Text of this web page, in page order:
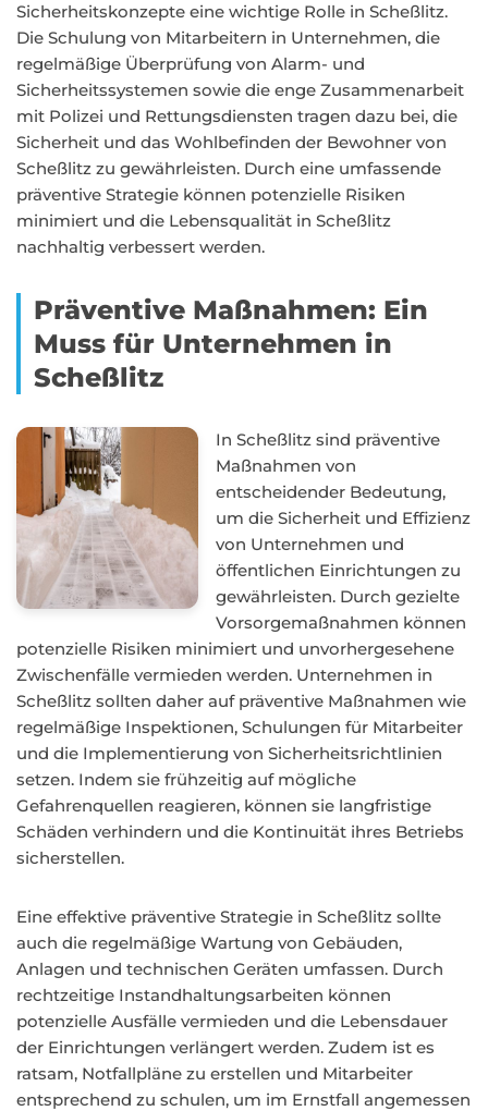
Sicherheitskonzepte eine wichtige Rolle in Scheßlitz.
Die Schulung von Mitarbeitern in Unternehmen, die
regelmäßige Überprüfung von Alarm- und
Sicherheitssystemen sowie die enge Zusammenarbeit
mit Polizei und Rettungsdiensten tragen dazu bei, die
Sicherheit und das Wohlbefinden der Bewohner von
Scheßlitz zu gewährleisten. Durch eine umfassende
präventive Strategie können potenzielle Risiken
minimiert und die Lebensqualität in Scheßlitz
nachhaltig verbessert werden.
Präventive Maßnahmen: Ein
Muss für Unternehmen in
Scheßlitz
In Scheßlitz sind präventive
Maßnahmen von
entscheidender Bedeutung,
um die Sicherheit und Effizienz
von Unternehmen und
öffentlichen Einrichtungen zu
gewährleisten. Durch gezielte
Vorsorgemaßnahmen können
potenzielle Risiken minimiert und unvorhergesehene
Zwischenfälle vermieden werden. Unternehmen in
Scheßlitz sollten daher auf präventive Maßnahmen wie
regelmäßige Inspektionen, Schulungen für Mitarbeiter
und die Implementierung von Sicherheitsrichtlinien
setzen. Indem sie frühzeitig auf mögliche
Gefahrenquellen reagieren, können sie langfristige
Schäden verhindern und die Kontinuität ihres Betriebs
sicherstellen.
Eine effektive präventive Strategie in Scheßlitz sollte
auch die regelmäßige Wartung von Gebäuden,
Anlagen und technischen Geräten umfassen. Durch
rechtzeitige Instandhaltungsarbeiten können
potenzielle Ausfälle vermieden und die Lebensdauer
der Einrichtungen verlängert werden. Zudem ist es
ratsam, Notfallpläne zu erstellen und Mitarbeiter
entsprechend zu schulen, um im Ernstfall angemessen